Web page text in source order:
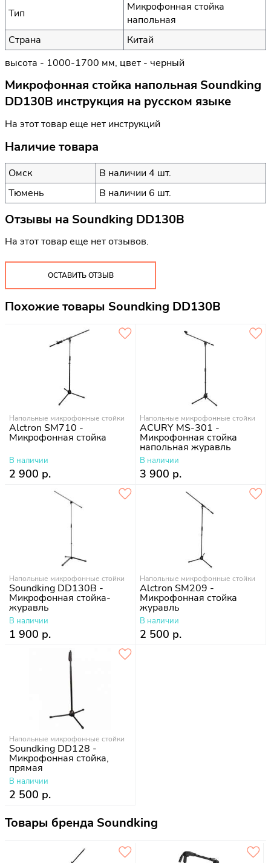
Тип
Микрофонная стойка
напольная
Страна
Китай
высота - 1000-1700 мм, цвет - черный
Микрофонная стойка напольная Soundking
DD130B инструкция на русском языке
На этот товар еще нет инструкций
Наличие товара
Омск
В наличии 4 шт.
Тюмень
В наличии 6 шт.
Отзывы на Soundking DD130B
На этот товар еще нет отзывов.
ОСТАВИТЬ ОТЗЫВ
Похожие товары Soundking DD130B
Напольные микрофонные стойки
Alctron SM710 -
Микрофонная стойка
В наличии
2 900 р.
Напольные микрофонные стойки
ACURY MS-301 -
Микрофонная стойка
напольная журавль
В наличии
3 900 р.
Напольные микрофонные стойки
Soundking DD130B -
Микрофонная стойка-
журавль
В наличии
1 900 р.
Напольные микрофонные стойки
Alctron SM209 -
Микрофонная стойка
журавль
В наличии
2 500 р.
Напольные микрофонные стойки
Soundking DD128 -
Микрофонная стойка,
прямая
В наличии
2 500 р.
Товары бренда Soundking